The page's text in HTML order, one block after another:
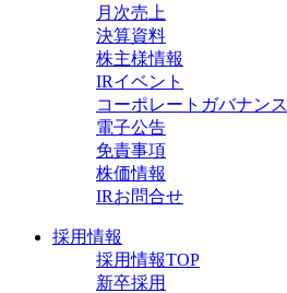
月次売上
決算資料
株主様情報
IRイベント
コーポレートガバナンス
電子公告
免責事項
株価情報
IRお問合せ
採用情報
採用情報TOP
新卒採用